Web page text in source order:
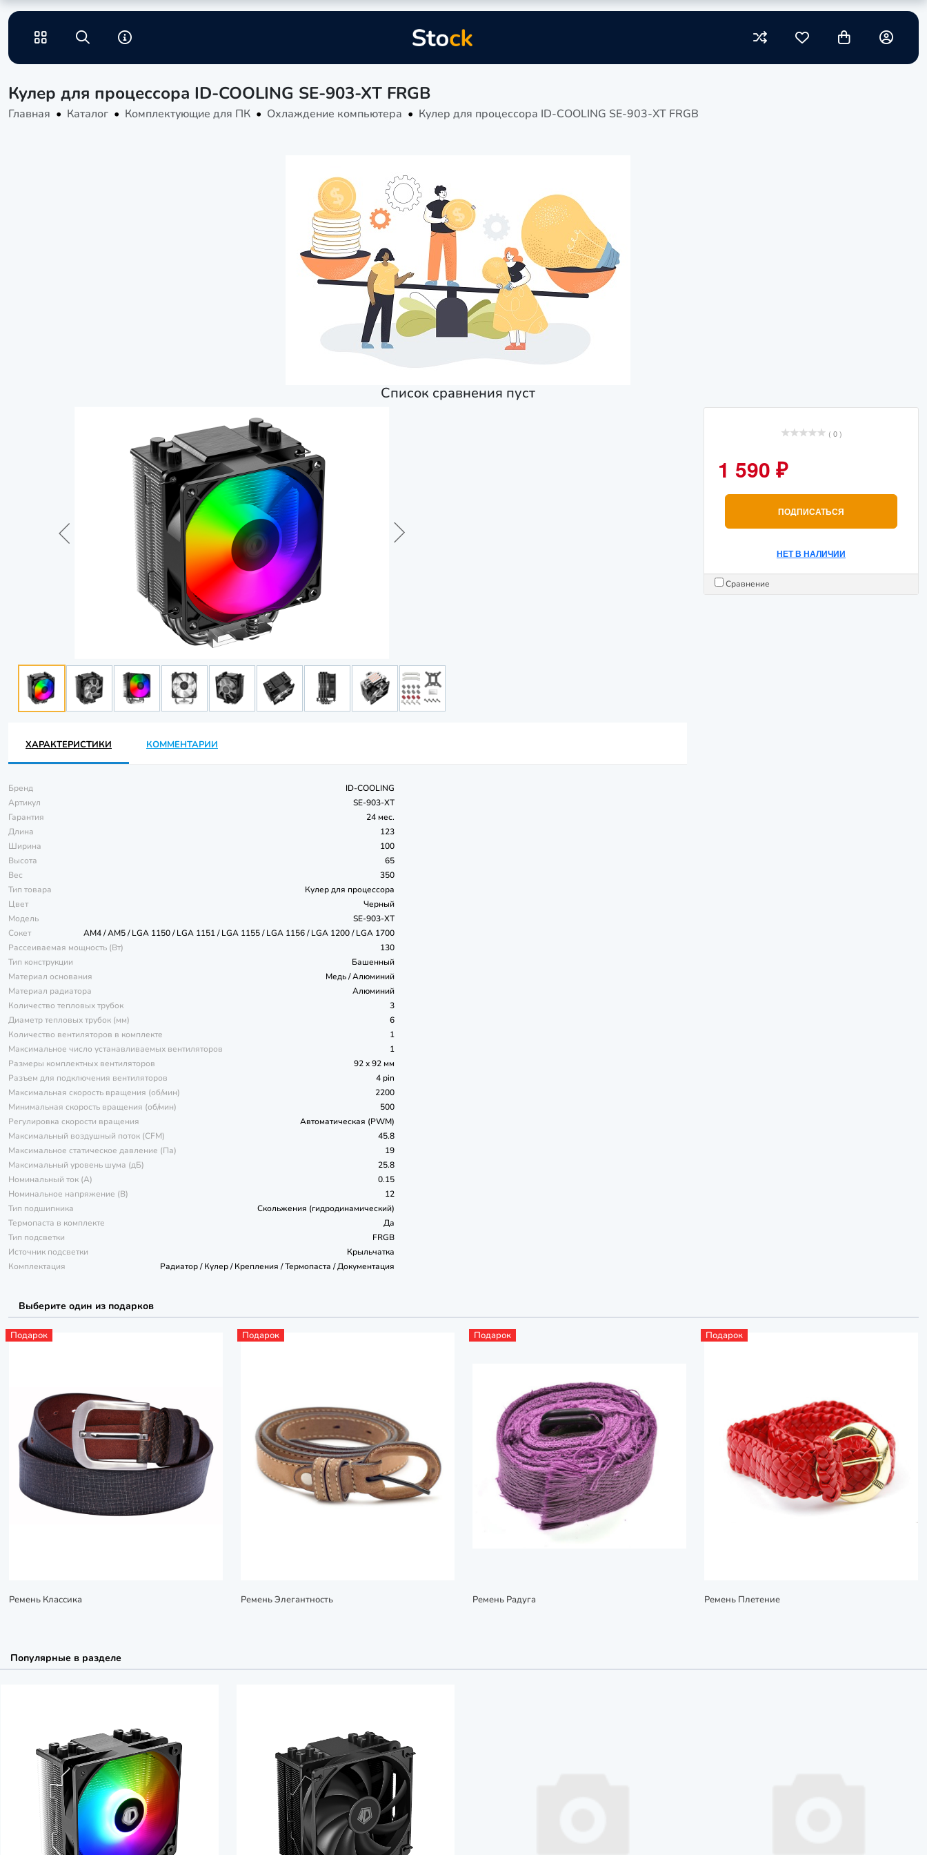
Кулер для процессора ID-COOLING SE-903-XT FRGB
Главная Каталог Комплектующие для ПК Охлаждение компьютера Кулер для процессора ID-COOLING SE-903-XT FRGB
Список сравнения пуст
( 0 )
1 590 ₽
ПОДПИСАТЬСЯ
НЕТ В НАЛИЧИИ
Сравнение
ХАРАКТЕРИСТИКИ КОММЕНТАРИИ
Бренд
ID-COOLING
Артикул
SE-903-XT
Гарантия
24 мес.
Длина
123
Ширина
100
Высота
65
Вес
350
Тип товара
Кулер для процессора
Цвет
Черный
Модель
SE-903-XT
Сокет
AM4 / AM5 / LGA 1150 / LGA 1151 / LGA 1155 / LGA 1156 / LGA 1200 / LGA 1700
Рассеиваемая мощность (Вт)
130
Тип конструкции
Башенный
Материал основания
Медь / Алюминий
Материал радиатора
Алюминий
Количество тепловых трубок
3
Диаметр тепловых трубок (мм)
6
Количество вентиляторов в комплекте
1
Максимальное число устанавливаемых вентиляторов
1
Размеры комплектных вентиляторов
92 x 92 мм
Разъем для подключения вентиляторов
4 pin
Максимальная скорость вращения (об/мин)
2200
Минимальная скорость вращения (об/мин)
500
Регулировка скорости вращения
Автоматическая (PWM)
Максимальный воздушный поток (CFM)
45.8
Максимальное статическое давление (Па)
19
Максимальный уровень шума (дБ)
25.8
Номинальный ток (А)
0.15
Номинальное напряжение (В)
12
Тип подшипника
Скольжения (гидродинамический)
Термопаста в комплекте
Да
Тип подсветки
FRGB
Источник подсветки
Крыльчатка
Комплектация
Радиатор / Кулер / Крепления / Термопаста / Документация
Выберите один из подарков
Подарок
Ремень Классика
Подарок
Ремень Элегантность
Подарок
Ремень Радуга
Подарок
Ремень Плетение
Популярные в разделе